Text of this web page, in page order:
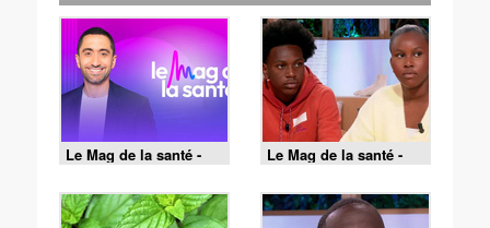
Le Mag de la santé -
19/06/2026
Le Mag de la santé -
18/06/2026